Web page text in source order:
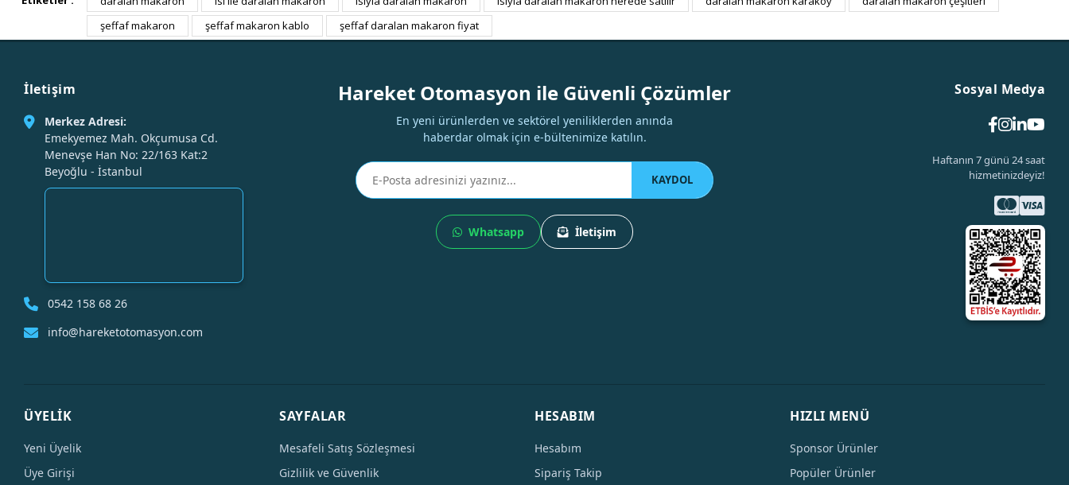
şeffaf makaron
şeffaf makaron kablo şeffaf daralan makaron fiyat
İletişim
Merkez Adresi:
Emekyemez Mah. Okçumusa Cd.
Menevşe Han No: 22/163 Kat:2
Beyoğlu - İstanbul
0542 158 68 26
info@hareketotomasyon.com
Hareket Otomasyon ile Güvenli Çözümler
En yeni ürünlerden ve sektörel yeniliklerden anında
haberdar olmak için e-bültenimize katılın.
KAYDOL
Whatsapp İletişim
Sosyal Medya
Haftanın 7 günü 24 saat
hizmetinizdeyiz!
ÜYELİK
Yeni Üyelik
Üye Girişi
SAYFALAR
Mesafeli Satış Sözleşmesi
Gizlilik ve Güvenlik
HESABIM
Hesabım
Sipariş Takip
HIZLI MENÜ
Sponsor Ürünler
Popüler Ürünler